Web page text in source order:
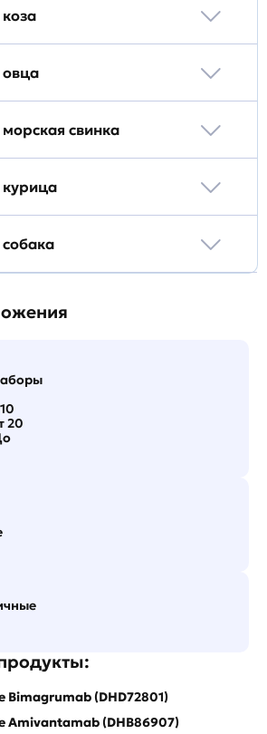
коза
овца
морская свинка
курица
собака
20
Bimagrumab (DHD72801)
Amivantamab (DHB86907)